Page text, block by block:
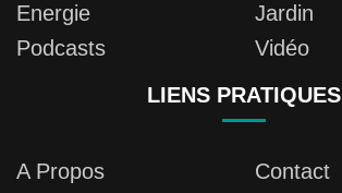
Energie
Jardin
Podcasts
Vidéo
LIENS PRATIQUES
A Propos
Contact